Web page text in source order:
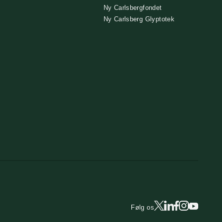
Ny Carlsbergfondet
Ny Carlsberg Glyptotek
Følg os